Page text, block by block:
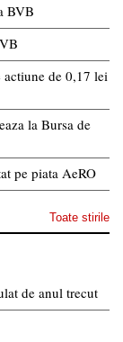
BVB
de 0,17 lei
la Bursa de
pe piata AeRO
Toate stirile
de anul trecut